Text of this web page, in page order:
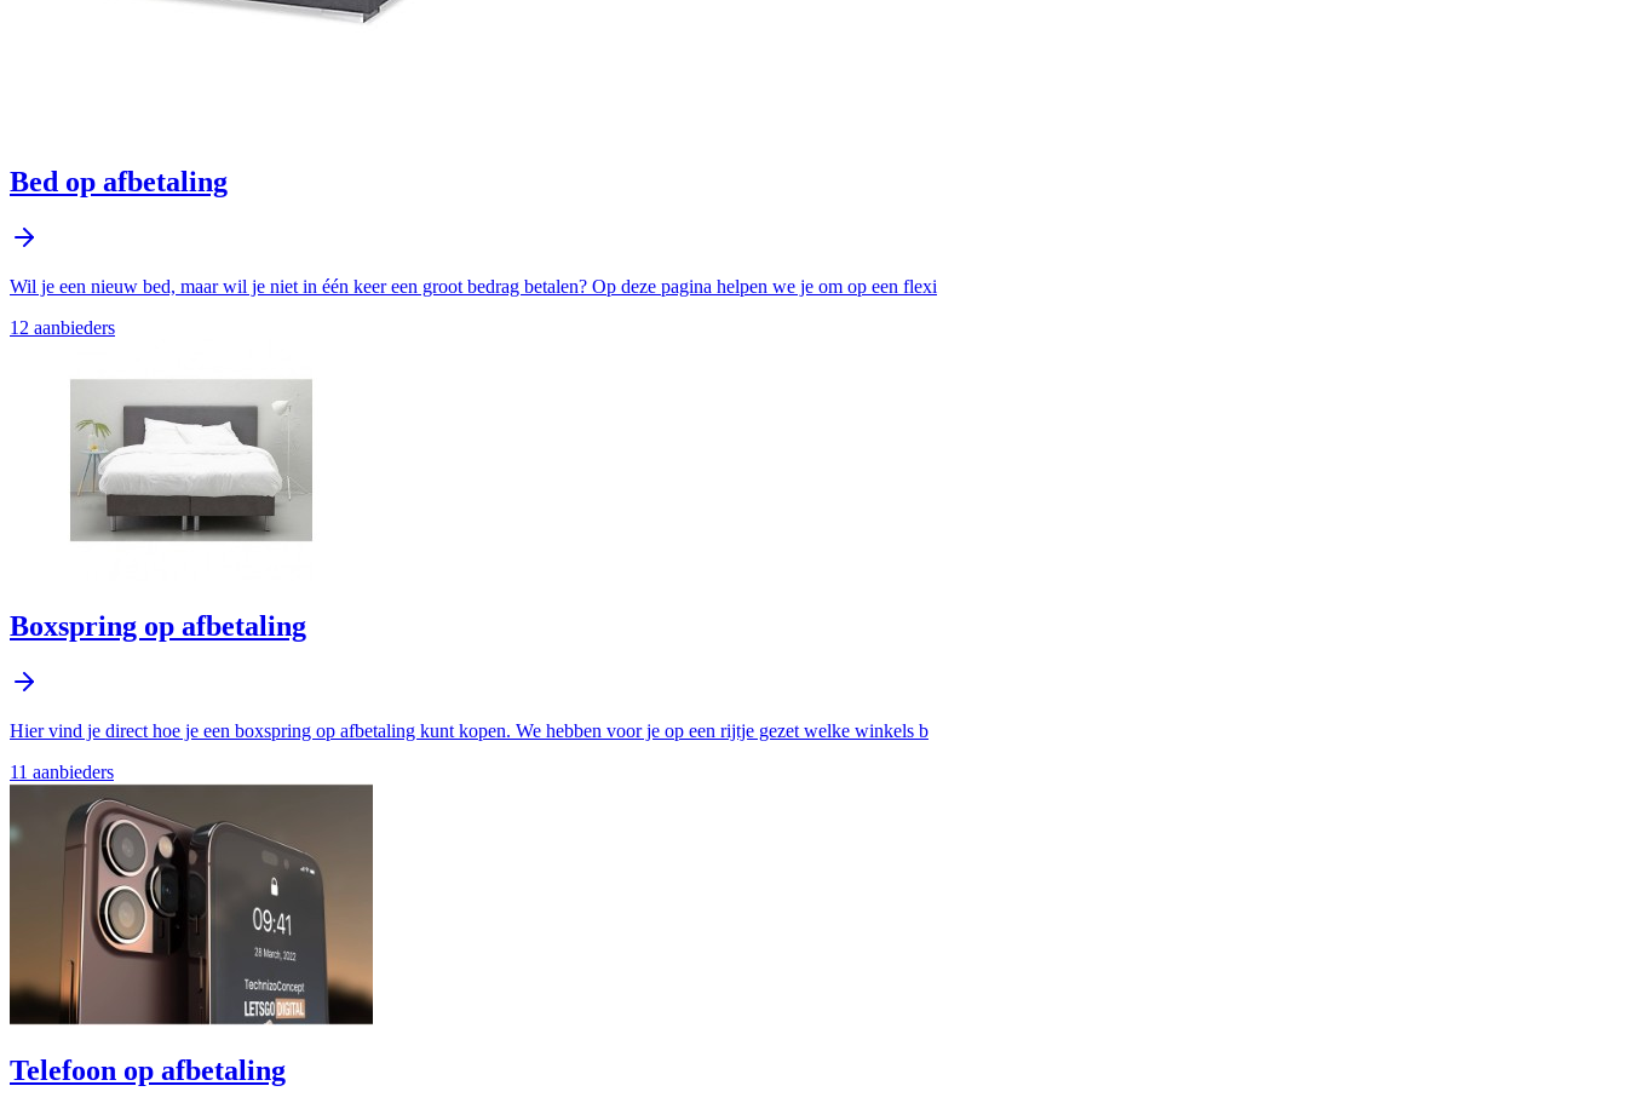
Bed op afbetaling
Wil je een nieuw bed, maar wil je niet in één keer een groot bedrag betalen? Op deze pagina helpen we je om op een flexi
12 aanbieders
Boxspring op afbetaling
Hier vind je direct hoe je een boxspring op afbetaling kunt kopen. We hebben voor je op een rijtje gezet welke winkels b
11 aanbieders
Telefoon op afbetaling